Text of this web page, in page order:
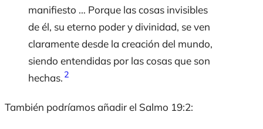
manifiesto … Porque las cosas invisibles
de él, su eterno poder y divinidad, se ven
claramente desde la creación del mundo,
siendo entendidas por las cosas que son
hechas. 2
También podríamos añadir el Salmo 19:2: